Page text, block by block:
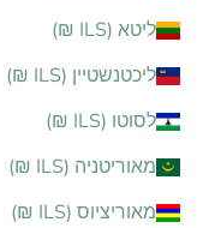
ליטא (ILS ₪)
ליכטנשטיין (ILS ₪)
לסוטו (ILS ₪)
מאוריטניה (ILS ₪)
מאוריציוס (ILS ₪)